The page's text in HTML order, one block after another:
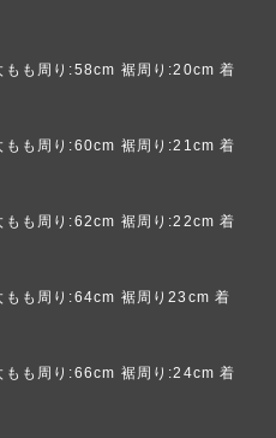
も周り:58cm 裾周り:20cm 着
も周り:60cm 裾周り:21cm 着
も周り:62cm 裾周り:22cm 着
も周り:64cm 裾周り23cm 着
も周り:66cm 裾周り:24cm 着